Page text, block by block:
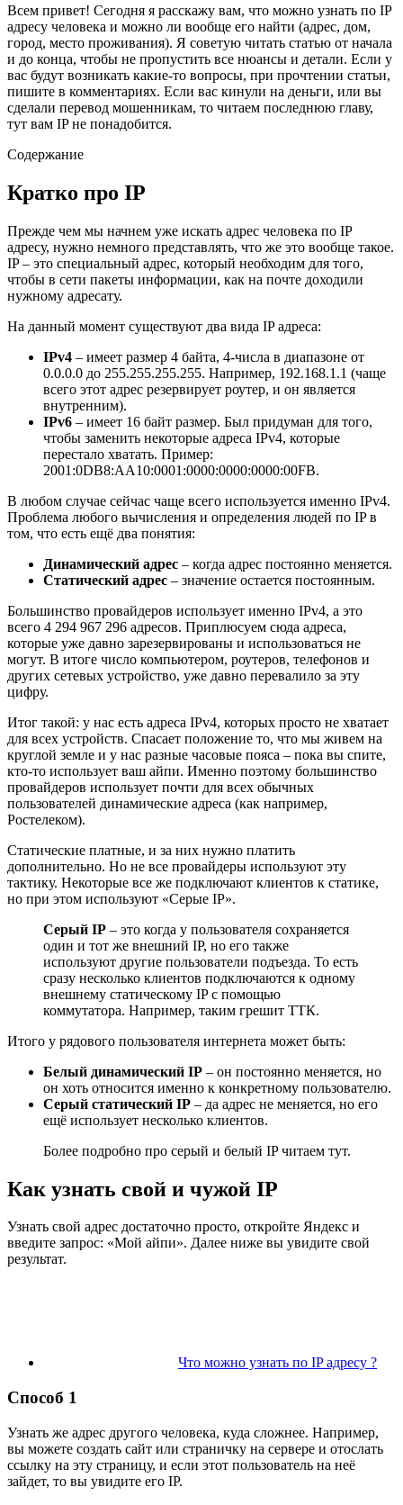
Всем привет! Сегодня я расскажу вам, что можно узнать по IP
адресу человека и можно ли вообще его найти (адрес, дом,
город, место проживания). Я советую читать статью от начала
и до конца, чтобы не пропустить все нюансы и детали. Если у
вас будут возникать какие-то вопросы, при прочтении статьи,
пишите в комментариях. Если вас кинули на деньги, или вы
сделали перевод мошенникам, то читаем последнюю главу,
тут вам IP не понадобится.
Содержание
Кратко про IP
Прежде чем мы начнем уже искать адрес человека по IP
адресу, нужно немного представлять, что же это вообще такое.
IP – это специальный адрес, который необходим для того,
чтобы в сети пакеты информации, как на почте доходили
нужному адресату.
На данный момент существуют два вида IP адреса:
IPv4 – имеет размер 4 байта, 4-числа в диапазоне от
0.0.0.0 до 255.255.255.255. Например, 192.168.1.1 (чаще
всего этот адрес резервирует роутер, и он является
внутренним).
IPv6 – имеет 16 байт размер. Был придуман для того,
чтобы заменить некоторые адреса IPv4, которые
перестало хватать. Пример:
2001:0DB8:AA10:0001:0000:0000:0000:00FB.
В любом случае сейчас чаще всего используется именно IPv4.
Проблема любого вычисления и определения людей по IP в
том, что есть ещё два понятия:
Динамический адрес – когда адрес постоянно меняется.
Статический адрес – значение остается постоянным.
Большинство провайдеров использует именно IPv4, а это
всего 4 294 967 296 адресов. Приплюсуем сюда адреса,
которые уже давно зарезервированы и использоваться не
могут. В итоге число компьютером, роутеров, телефонов и
других сетевых устройство, уже давно перевалило за эту
цифру.
Итог такой: у нас есть адреса IPv4, которых просто не хватает
для всех устройств. Спасает положение то, что мы живем на
круглой земле и у нас разные часовые пояса – пока вы спите,
кто-то использует ваш айпи. Именно поэтому большинство
провайдеров использует почти для всех обычных
пользователей динамические адреса (как например,
Ростелеком).
Статические платные, и за них нужно платить
дополнительно. Но не все провайдеры используют эту
тактику. Некоторые все же подключают клиентов к статике,
но при этом используют «Серые IP».
Серый IP – это когда у пользователя сохраняется
один и тот же внешний IP, но его также
используют другие пользователи подъезда. То есть
сразу несколько клиентов подключаются к одному
внешнему статическому IP с помощью
коммутатора. Например, таким грешит ТТК.
Итого у рядового пользователя интернета может быть:
Белый динамический IP – он постоянно меняется, но
он хоть относится именно к конкретному пользователю.
Серый статический IP – да адрес не меняется, но его
ещё использует несколько клиентов.
Более подробно про серый и белый IP читаем тут.
Как узнать свой и чужой IP
Узнать свой адрес достаточно просто, откройте Яндекс и
введите запрос: «Мой айпи». Далее ниже вы увидите свой
результат.
Что можно узнать по IP адресу ?
Способ 1
Узнать же адрес другого человека, куда сложнее. Например,
вы можете создать сайт или страничку на сервере и отослать
ссылку на эту страницу, и если этот пользователь на неё
зайдет, то вы увидите его IP.